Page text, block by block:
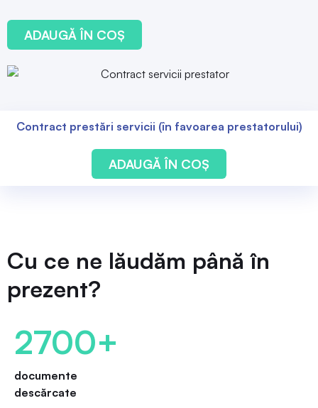
ADAUGĂ ÎN COȘ
Contract prestări servicii (în favoarea prestatorului)
ADAUGĂ ÎN COȘ
Cu ce ne lăudăm până în
prezent?
2700+
documente
descărcate